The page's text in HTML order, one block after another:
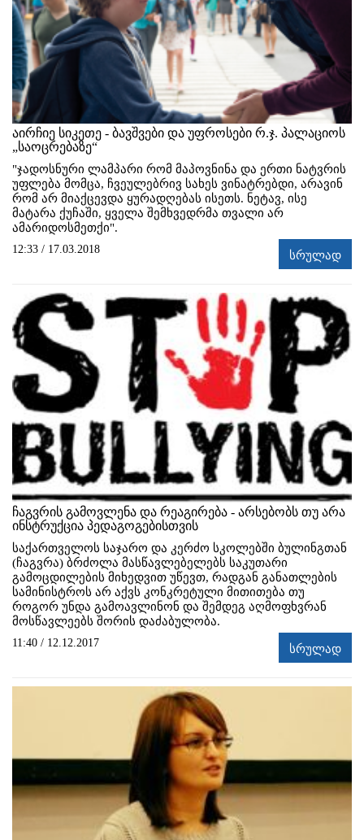
აირჩიე სიკეთე - ბავშვები და უფროსები რ.ჯ. პალაციოს
„საოცრებაზე“
"ჯადოსნური ლამპარი რომ მაპოვნინა და ერთი ნატვრის
უფლება მომცა, ჩვეულებრივ სახეს ვინატრებდი, არავინ
რომ არ მიაქცევდა ყურადღებას ისეთს. ნეტავ, ისე
მატარა ქუჩაში, ყველა შემხვედრმა თვალი არ
ამარიდოსმეთქი".
12:33 / 17.03.2018 სრულად
ჩაგვრის გამოვლენა და რეაგირება - არსებობს თუ არა
ინსტრუქცია პედაგოგებისთვის
საქართველოს საჯარო და კერძო სკოლებში ბულინგთან
(ჩაგვრა) ბრძოლა მასწავლებელებს საკუთარი
გამოცდილების მიხედვით უწევთ, რადგან განათლების
სამინისტროს არ აქვს კონკრეტული მითითება თუ
როგორ უნდა გამოავლინონ და შემდეგ აღმოფხვრან
მოსწავლეებს შორის დაძაბულობა.
11:40 / 12.12.2017 სრულად